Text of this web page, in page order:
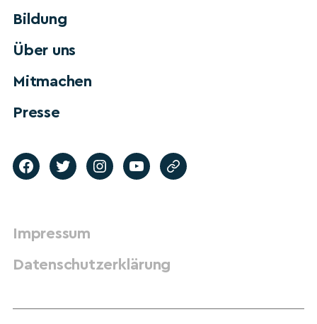
Bildung
Über uns
Mitmachen
Presse
Impressum
Datenschutzerklärung